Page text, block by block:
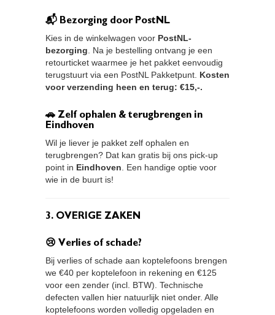
📬 Bezorging door PostNL
Kies in de winkelwagen voor PostNL-
bezorging . Na je bestelling ontvang je een
retourticket waarmee je het pakket eenvoudig
terugstuurt via een PostNL Pakketpunt. Kosten
voor verzending heen en terug: €15,-.
🚗 Zelf ophalen & terugbrengen in
Eindhoven
Wil je liever je pakket zelf ophalen en
terugbrengen? Dat kan gratis bij ons pick-up
point in Eindhoven . Een handige optie voor
wie in de buurt is!
3. OVERIGE ZAKEN
😢 Verlies of schade?
Bij verlies of schade aan koptelefoons brengen
we €40 per koptelefoon in rekening en €125
voor een zender (incl. BTW). Technische
defecten vallen hier natuurlijk niet onder. Alle
koptelefoons worden volledig opgeladen en